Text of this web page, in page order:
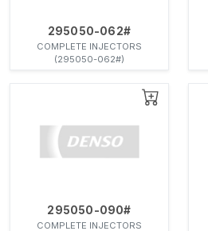
295050-062#
COMPLETE INJECTORS
(295050-062#)
295050-090#
COMPLETE INJECTORS